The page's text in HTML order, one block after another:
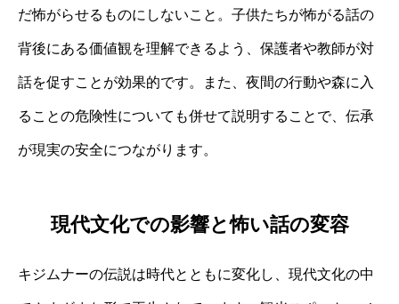
だ怖がらせるものにしないこと。子供たちが怖がる話の
背後にある価値観を理解できるよう、保護者や教師が対
話を促すことが効果的です。また、夜間の行動や森に入
ることの危険性についても併せて説明することで、伝承
が現実の安全につながります。
現代文化での影響と怖い話の変容
キジムナーの伝説は時代とともに変化し、現代文化の中